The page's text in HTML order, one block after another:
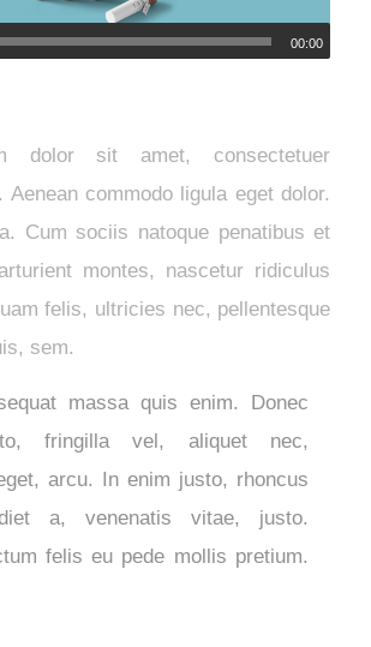
00:00
dolor sit amet, consectetuer
Aenean commodo ligula eget dolor.
Cum sociis natoque penatibus et
montes, nascetur ridiculus
felis, ultricies nec, pellentesque
sem.
massa quis enim. Donec
fringilla vel, aliquet nec,
arcu. In enim justo, rhoncus
a, venenatis vitae, justo.
felis eu pede mollis pretium.